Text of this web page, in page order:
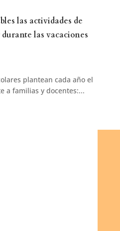
las actividades de
las vacaciones
plantean cada año el
a familias y docentes:...